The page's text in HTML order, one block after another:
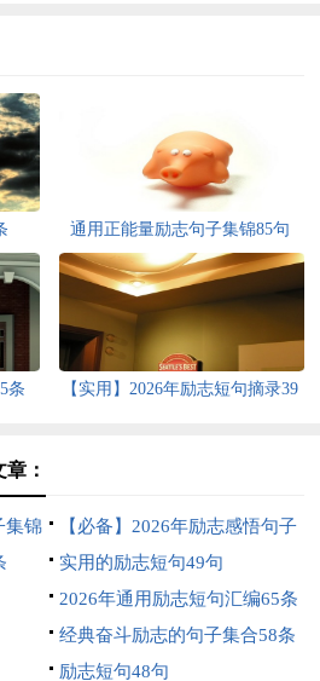
通用正能量励志句子集锦85句
条
【实用】2026年励志短句摘录39
：
集锦
【必备】2026年励志感悟句子
集合79句
实用的励志短句49句
2026年通用励志短句汇编65条
经典奋斗励志的句子集合58条
励志短句48句